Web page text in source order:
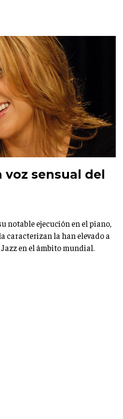
voz sensual del
notable ejecución en el piano,
caracterizan la han elevado a
en el ámbito mundial.